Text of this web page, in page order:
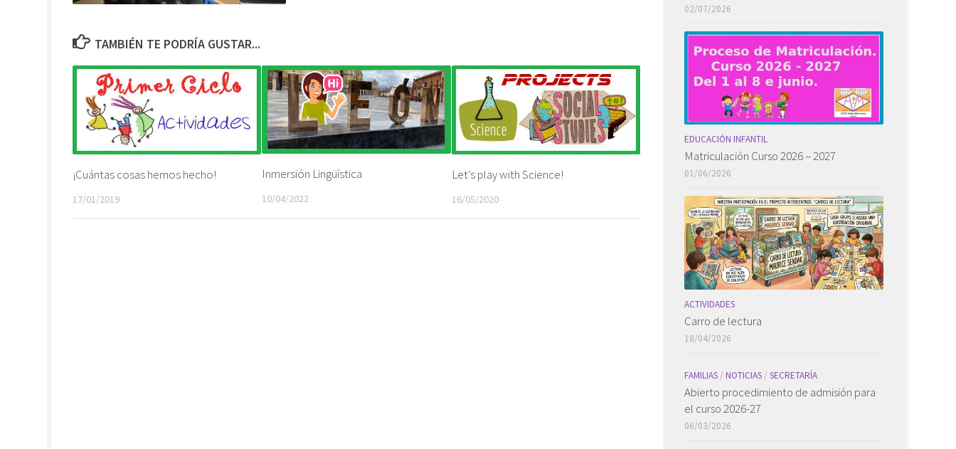
TAMBIÉN TE PODRÍA GUSTAR...
¡Cuántas cosas hemos hecho!
17/01/2019
Inmersión Lingüística
10/04/2022
Let’s play with Science!
16/05/2020
02/07/2026
EDUCACIÓN INFANTIL
Matriculación Curso 2026 – 2027
01/06/2026
ACTIVIDADES
Carro de lectura
18/04/2026
FAMILIAS / NOTICIAS / SECRETARÍA
Abierto procedimiento de admisión para
el curso 2026-27
06/03/2026